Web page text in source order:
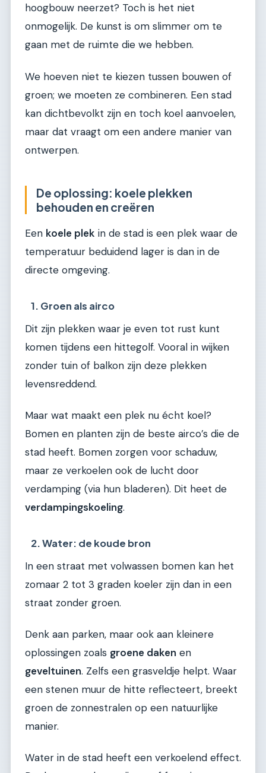
hoogbouw neerzet? Toch is het niet
onmogelijk. De kunst is om slimmer om te
gaan met de ruimte die we hebben.
We hoeven niet te kiezen tussen bouwen of
groen; we moeten ze combineren. Een stad
kan dichtbevolkt zijn en toch koel aanvoelen,
maar dat vraagt om een andere manier van
ontwerpen.
De oplossing: koele plekken
behouden en creëren
Een koele plek in de stad is een plek waar de
temperatuur beduidend lager is dan in de
directe omgeving.
1. Groen als airco
Dit zijn plekken waar je even tot rust kunt
komen tijdens een hittegolf. Vooral in wijken
zonder tuin of balkon zijn deze plekken
levensreddend.
Maar wat maakt een plek nu écht koel?
Bomen en planten zijn de beste airco’s die de
stad heeft. Bomen zorgen voor schaduw,
maar ze verkoelen ook de lucht door
verdamping (via hun bladeren). Dit heet de
verdampingskoeling.
2. Water: de koude bron
In een straat met volwassen bomen kan het
zomaar 2 tot 3 graden koeler zijn dan in een
straat zonder groen.
Denk aan parken, maar ook aan kleinere
oplossingen zoals groene daken en
geveltuinen. Zelfs een grasveldje helpt. Waar
een stenen muur de hitte reflecteert, breekt
groen de zonnestralen op een natuurlijke
manier.
Water in de stad heeft een verkoelend effect.